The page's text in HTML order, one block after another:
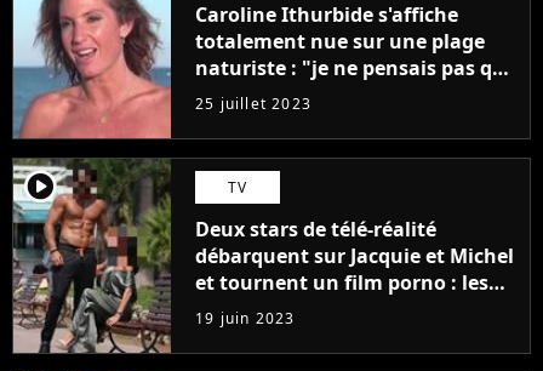
Caroline Ithurbide s'affiche
totalement nue sur une plage
naturiste : "je ne pensais pas que
j'arriverais à le faire..."
25 juillet 2023
player2 TV
Deux stars de télé-réalité
débarquent sur Jacquie et Michel
et tournent un film porno : les
premières images du tournage
(exclu)
19 juin 2023